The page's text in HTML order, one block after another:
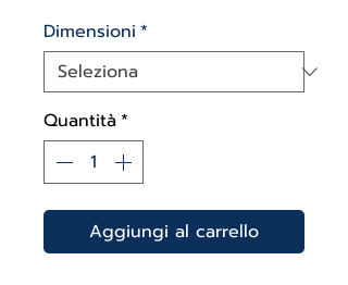
Dimensioni *
Quantità*
Aggiungi al carrello